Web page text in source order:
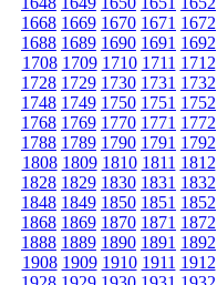
1668 1669 1670 1671 1672
1688 1689 1690 1691 1692
1708 1709 1710 1711 1712
1728 1729 1730 1731 1732
1748 1749 1750 1751 1752
1768 1769 1770 1771 1772
1788 1789 1790 1791 1792
1808 1809 1810 1811 1812
1828 1829 1830 1831 1832
1848 1849 1850 1851 1852
1868 1869 1870 1871 1872
1888 1889 1890 1891 1892
1908 1909 1910 1911 1912